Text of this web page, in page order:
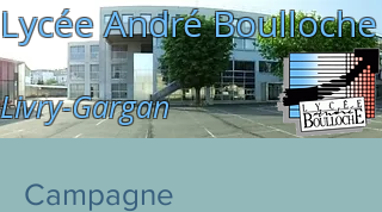
Lycée André Boulloche
Livry-Gargan
Campagne